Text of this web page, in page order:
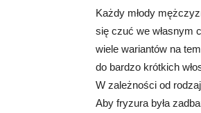
Każdy młody
się czuć we własnym
wiele wariantów na
do bardzo krótkich
W zależności od
Aby fryzura była